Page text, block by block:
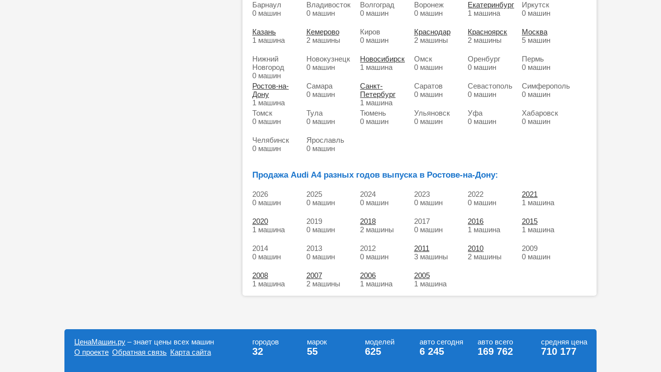
Барнаул
0 машин
Владивосток
0 машин
Волгоград
0 машин
Воронеж
0 машин
Екатеринбург
1 машина
Иркутск
0 машин
Казань
1 машина
Кемерово
2 машины
Киров
0 машин
Краснодар
2 машины
Красноярск
2 машины
Москва
5 машин
Нижний
Новгород
0 машин
Новокузнецк
0 машин
Новосибирск
1 машина
Омск
0 машин
Оренбург
0 машин
Пермь
0 машин
Ростов-на-
Дону
1 машина
Самара
0 машин
Санкт-
Петербург
1 машина
Саратов
0 машин
Севастополь
0 машин
Симферополь
0 машин
Томск
0 машин
Тула
0 машин
Тюмень
0 машин
Ульяновск
0 машин
Уфа
0 машин
Хабаровск
0 машин
Челябинск
0 машин
Ярославль
0 машин
Продажа Audi A4 разных годов выпуска в Ростове-на-Дону:
2026
0 машин
2025
0 машин
2024
0 машин
2023
0 машин
2022
0 машин
2021
1 машина
2020
1 машина
2019
0 машин
2018
2 машины
2017
0 машин
2016
1 машина
2015
1 машина
2014
0 машин
2013
0 машин
2012
0 машин
2011
3 машины
2010
2 машины
2009
0 машин
2008
1 машина
2007
2 машины
2006
1 машина
2005
1 машина
ЦенаМашин.ру – знает цены всех машин
О проекте Обратная связь Карта сайта
городов марок моделей авто сегодня авто всего
32 55 625 6 245 169 762
средняя цена
710 177